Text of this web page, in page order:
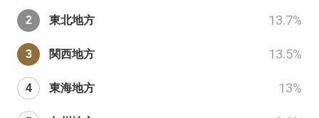
東北地方 13.7%
関西地方 13.5%
東海地方 13%